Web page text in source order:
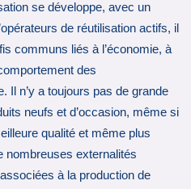
se développe, avec un
de réutilisation actifs, il
communs liés à l’économie, à
des
Il n’y a toujours pas de grande
neufs et d’occasion, même si
qualité et même plus
nombreuses externalités
à la production de